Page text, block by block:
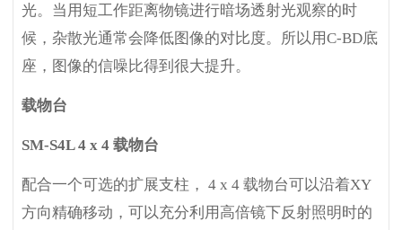
光。当用短工作距离物镜进行暗场透射光观察的时
候，杂散光通常会降低图像的对比度。所以用C-BD底
座，图像的信噪比得到很大提升。
载物台
SM-S4L 4 x 4 载物台
配合一个可选的扩展支柱， 4 x 4 载物台可以沿着XY
方向精确移动，可以充分利用高倍镜下反射照明时的